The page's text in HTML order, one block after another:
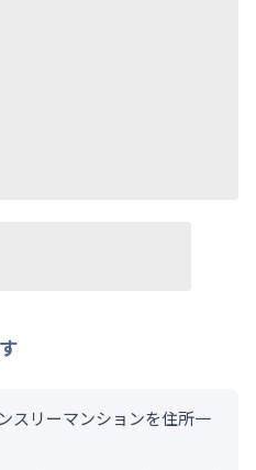
スリーマンションを住所一